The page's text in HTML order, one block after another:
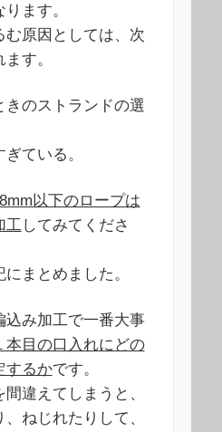
ます。
む原因としては、次
す。
きのストランドの選
ている。
以下のロープは
工 してみてくださ
まとめました。
込み加工で一番大事
本目の口入れにどの
するかです。
違えてしまうと、
ねじれたりして、